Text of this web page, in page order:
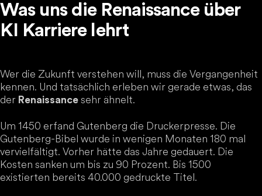
Was uns die Renaissance über
KI Karriere lehrt
Wer die Zukunft verstehen will, muss die Vergangenheit
kennen. Und tatsächlich erleben wir gerade etwas, das
der Renaissance sehr ähnelt.
Um 1450 erfand Gutenberg die Druckerpresse. Die
Gutenberg-Bibel wurde in wenigen Monaten 180 mal
vervielfältigt. Vorher hätte das Jahre gedauert. Die
Kosten sanken um bis zu 90 Prozent. Bis 1500
existierten bereits 40.000 gedruckte Titel.